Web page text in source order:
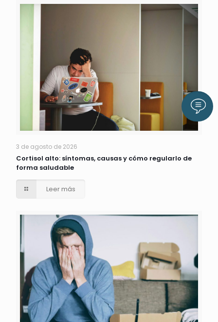
3 de agosto de 2026
Cortisol alto: síntomas, causas y cómo regularlo de
forma saludable
Leer más